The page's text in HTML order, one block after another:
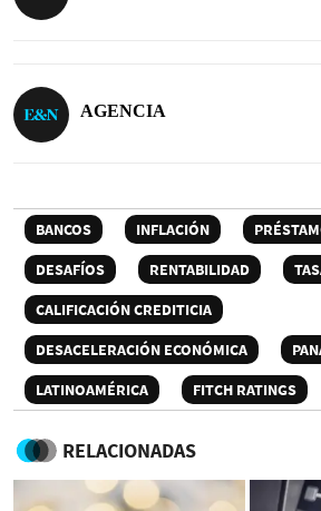
AGENCIA
BANCOS INFLACIÓN
DESAFÍOS
RENTABILIDAD
CALIFICACIÓN CREDITICIA
DESACELERACIÓN ECONÓMICA
LATINOAMÉRICA
FITCH RATINGS
RELACIONADAS